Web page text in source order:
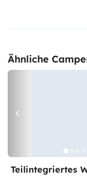
Ähnliche
Teilintegriertes